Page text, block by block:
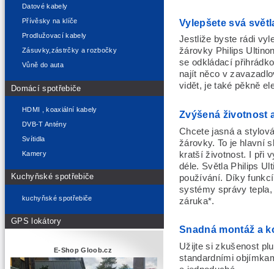
Datové kabely
Přívěsky na klíče
Prodlužovací kabely
Zásuvky,zástrčky a rozbočky
Vůně do auta
Domácí spotřebiče
HDMI , koaxiální kabely
DVB-T Antény
Svítidla
Kamery
Kuchyňské spotřebiče
kuchyňské spotřebiče
GPS lokátory
E-Shop Gloob.cz
Vylepšete svá
Jestliže byste rádi
žárovky Philips
se odkládací
najít něco v
vidět, je také pěkně
Zvýšená životnost
Chcete jasná a
žárovky. To je hlavní
kratší životnost. I při
déle. Světla Philips
používání. Díky
systémy správy
záruka*.
Snadná montáž a
Užijte si zkušenost
standardními